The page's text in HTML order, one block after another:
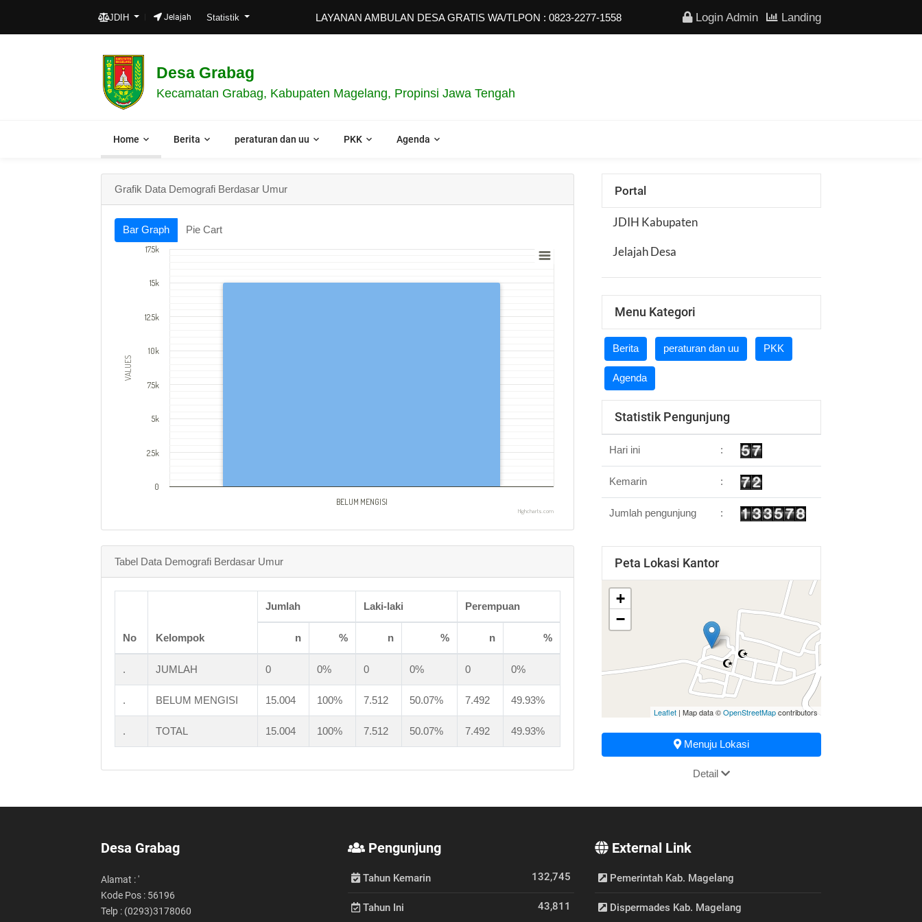
JDIH Jelajah Statistik LAYANAN AMBULAN DESA GRATIS WA/TLPON : 0823-2277-1558 Login Admin Landing
Desa Grabag
Kecamatan Grabag, Kabupaten Magelang, Propinsi Jawa Tengah
Home Berita peraturan dan uu PKK Agenda
Grafik Data Demografi Berdasar Umur
Bar Graph Pie Cart
VALUES
BELUM MENGISI
0
2.5k
5k
7.5k
10k
12.5k
15k
17.5k
Highcharts.com
Tabel Data Demografi Berdasar Umur
No Kelompok
Jumlah Laki-laki Perempuan
n % n % n %
. JUMLAH 0 0% 0 0% 0 0%
. BELUM MENGISI 15.004 100% 7.512 50.07% 7.492 49.93%
. TOTAL 15.004 100% 7.512 50.07% 7.492 49.93%
Portal
JDIH Kabupaten
Jelajah Desa
Menu Kategori
Berita peraturan dan uu PKK
Agenda
Statistik Pengunjung
Hari ini :
Kemarin :
Jumlah pengunjung :
Peta Lokasi Kantor
+
−
Leaflet | Map data ©OpenStreetMapcontributors
Menuju Lokasi
Detail
Desa Grabag
Alamat : '
Kode Pos : 56196
Telp : (0293)3178060
Pengunjung
Tahun Kemarin 132,745
Tahun Ini 43,811
External Link
Pemerintah Kab. Magelang
Dispermades Kab. Magelang